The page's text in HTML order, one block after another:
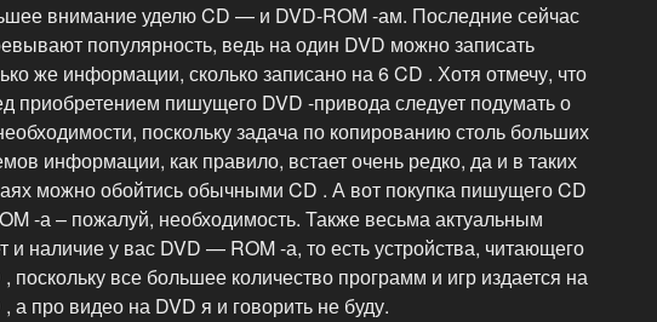
внимание уделю CD — и DVD-ROM -ам. Последние сейчас
популярность, ведь на один DVD можно записать
же информации, сколько записано на 6 CD . Хотя отмечу, что
приобретением пишущего DVD -привода следует подумать о
поскольку задача по копированию столь больших
информации, как правило, встает очень редко, да и в таких
можно обойтись обычными CD . А вот покупка пишущего CD
-а – пожалуй, необходимость. Также весьма актуальным
и наличие у вас DVD — ROM -а, то есть устройства, читающего
, поскольку все большее количество программ и игр издается на
, а про видео на DVD я и говорить не буду.